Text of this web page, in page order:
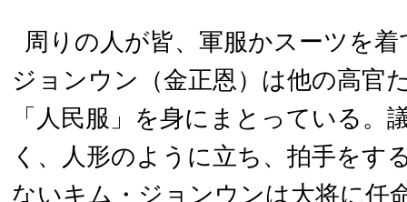
周りの人が皆、軍服かスーツを
ジョンウン（金正恩）は他の高官
「人民服」を身にまとっている。
く、人形のように立ち、拍手をす
ないキム・ジョンウンは大将に任